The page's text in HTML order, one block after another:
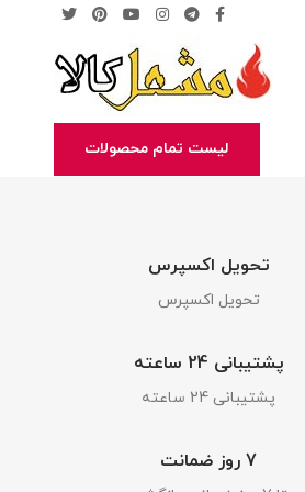
لیست تمام محصولات
تحویل اکسپرس
تحویل اکسپرس
پشتیبانی 24 ساعته
پشتیبانی 24 ساعته
7 روز ضمانت